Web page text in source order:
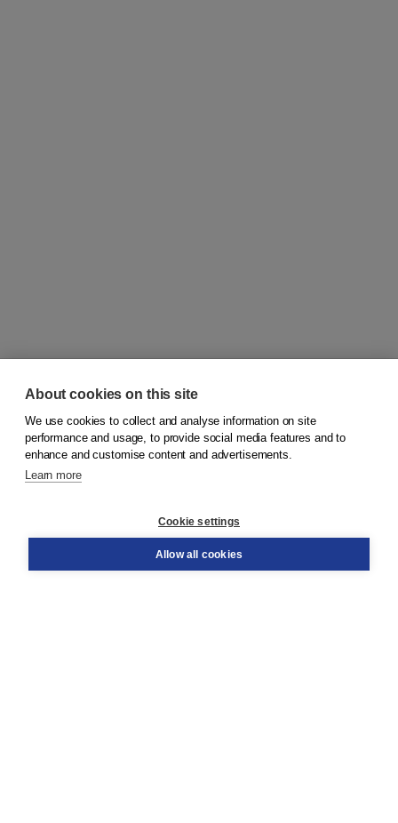
© 2026Koninklijke Boom uitgevers
Order
About cookies on this site
We use cookies to collect and analyse information on site
performance and usage, to provide social media features and to
enhance and customise content and advertisements.
Learn more
Cookie settings
Allow all cookies